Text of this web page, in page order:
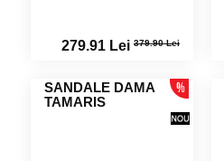
279.91 Lei 379.90 Lei
SANDALE DAMA
TAMARIS